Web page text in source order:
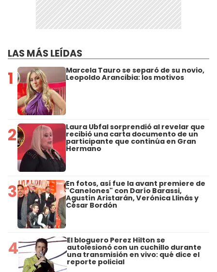
LAS MÁS LEÍDAS
1 Marcela Tauro se separó de su novio,
Leopoldo Arancibia: los motivos
2 Laura Ubfal sorprendió al revelar que
recibió una carta documento de un
participante que continúa en Gran
Hermano
3 En fotos, así fue la avant premiere de
"Canelones" con Darío Barassi,
Agustín Aristarán, Verónica Llinás y
César Bordón
4 El bloguero Perez Hilton se
autolesionó con un cuchillo durante
una transmisión en vivo: qué dice el
reporte policial